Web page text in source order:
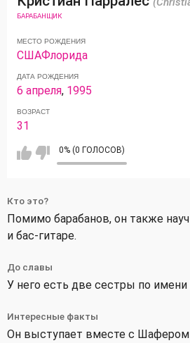
БАРАБАНЩИК
МЕСТО РОЖДЕНИЯ
СШАФлорида
ДАТА РОЖДЕНИЯ
6 апреля, 1995
ВОЗРАСТ
31
0% (0 ГОЛОСОВ)
Кто это?
Помимо барабанов, он также
и бас-гитаре.
До славы
У него есть две сестры по
Интересные факты
Он выступает вместе с Шафером